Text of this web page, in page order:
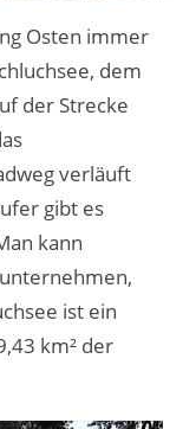
Osten immer
dem
der Strecke
verläuft
gibt es
kann
ist ein
km² der